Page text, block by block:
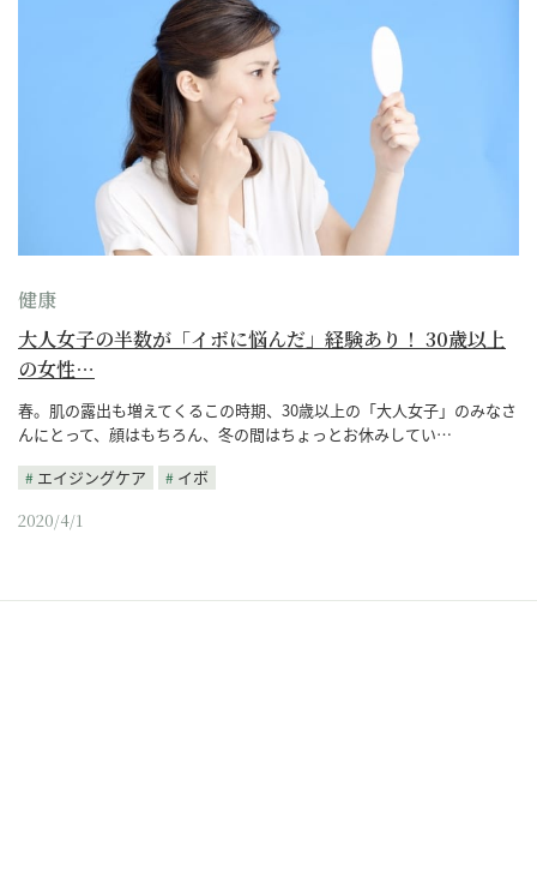
健康
大人女子の半数が「イボに悩んだ」経験あり！ 30歳以上
の女性…
春。肌の露出も増えてくるこの時期、30歳以上の「大人女子」のみなさ
んにとって、顔はもちろん、冬の間はちょっとお休みしてい…
エイジングケア
イボ
2020/4/1